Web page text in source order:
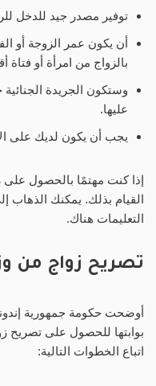
توفير مصدر جيد للدخل
بالزواج من امرأة أو فتاة أقل من
وستكون الجريدة
عليها.
يجب أن يكون لديك على
إذا كنت مهتمًا بالحصول على
القيام بذلك. يمكنك الذهاب
التعليمات هناك.
تصريح زواج من
أوضحت حكومة جمهورية
بوابتها للحصول على تصريح
اتباع الخطوات التالية: